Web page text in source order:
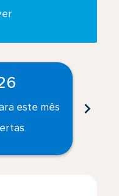
este mês
chevron_right